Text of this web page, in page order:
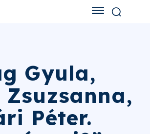
Gyula,
Péter.